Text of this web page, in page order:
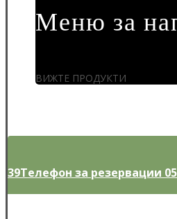
Меню за
ВИЖТЕ ПРОДУКТИ
39Телефон за резервации